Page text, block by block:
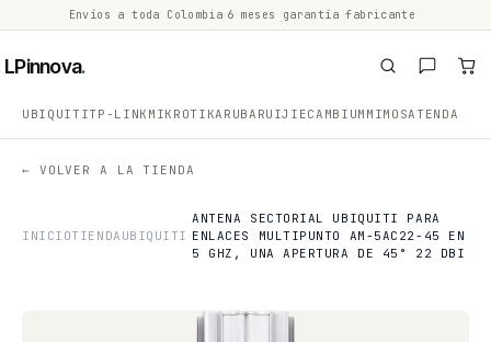
Envíos a toda Colombia 6 meses garantía fabricante
LPinnova.
UBIQUITITP-LINK MIKROTIKARUBA RUIJIECAMBIUM MIMOSATENDA
← VOLVER A LA TIENDA
INICIOTIENDA UBIQUITI
ANTENA SECTORIAL UBIQUITI PARA
ENLACES MULTIPUNTO AM-5AC22-45 EN
5 GHZ, UNA APERTURA DE 45° 22 DBI